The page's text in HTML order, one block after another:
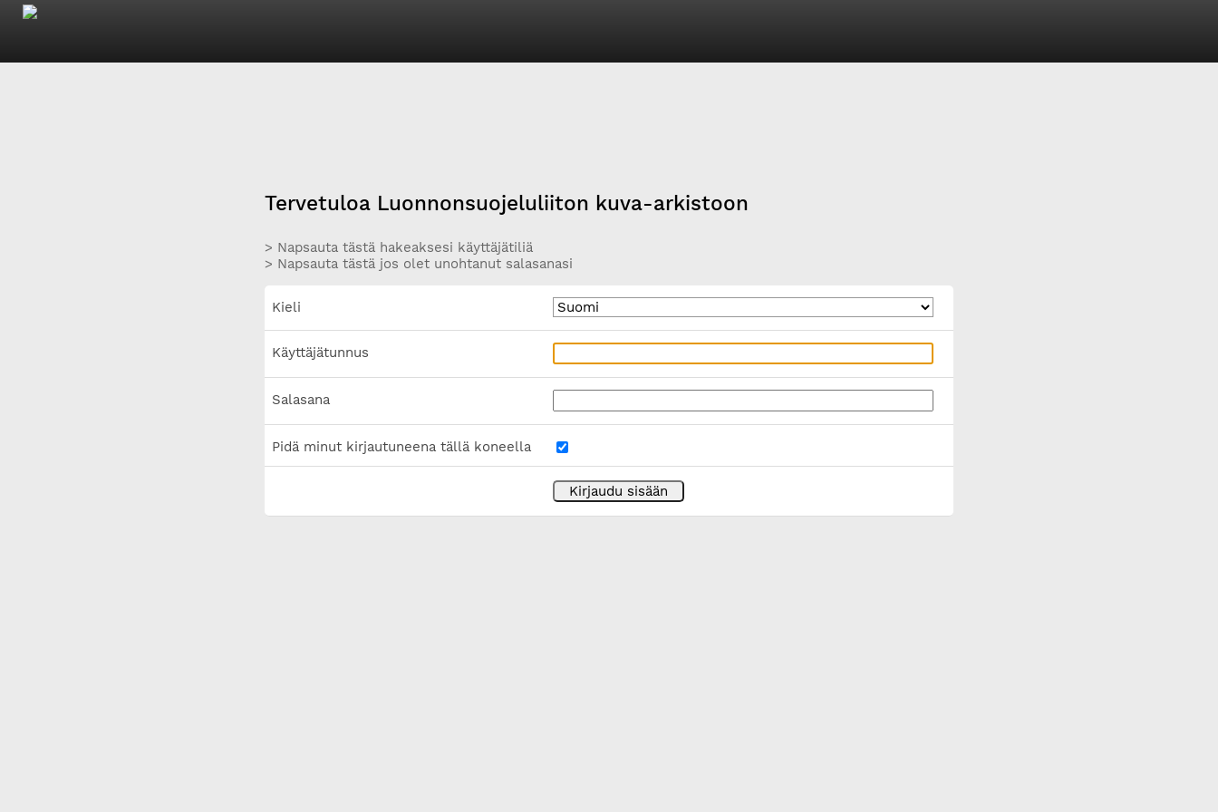
Tervetuloa Luonnonsuojeluliiton kuva-arkistoon
> Napsauta tästä hakeaksesi käyttäjätiliä
> Napsauta tästä jos olet unohtanut salasanasi
Kieli
Käyttäjätunnus
Salasana
Pidä minut kirjautuneena tällä koneella